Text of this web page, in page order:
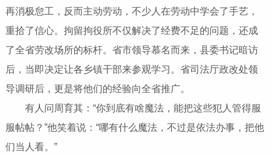
再消极怠工，反而主动劳动，不少人在劳动中学会了手艺，
重拾了信心。拘留拘役所不仅解决了经费不足的问题，还成
了全省劳改场所的标杆。省市领导慕名而来，县委书记暗访
后，当即决定让各乡镇干部来参观学习。省司法厅政改处领
导调研后，更是将他们的经验向全省推广。
有人问周育其：“你到底有啥魔法，能把这些犯人管得服
服帖帖？”他笑着说：“哪有什么魔法，不过是依法办事，把他
们当人看。”